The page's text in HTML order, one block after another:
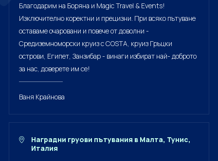
Благодарим на Боряна и Magic Travel & Events!
Изключително коректни и прецизни. При всяко пътуване
оставаме очаровани и повече от доволни -
Средиземноморски круиз с COSTA, круиз Гръцки
острови, Египет, Занзибар - винаги избират най- доброто
за нас, доверете им се!
Ваня Крайнова
Наградни груови пътувания в Малта, Тунис,
Италия